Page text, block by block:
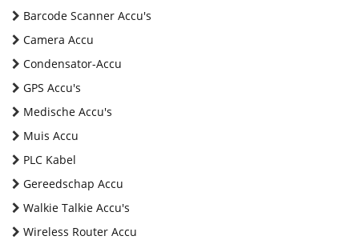
Barcode Scanner Accu's
Camera Accu
Condensator-Accu
GPS Accu's
Medische Accu's
Muis Accu
PLC Kabel
Gereedschap Accu
Walkie Talkie Accu's
Wireless Router Accu